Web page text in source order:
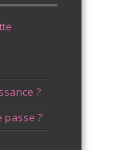
?
passe ?